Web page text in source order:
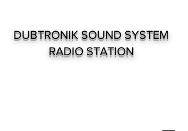
DUBTRONIK SOUND SYSTEM
RADIO STATION